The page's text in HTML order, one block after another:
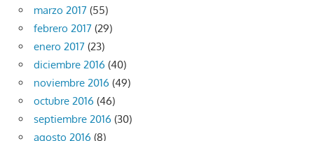
marzo 2017 (55)
febrero 2017 (29)
enero 2017 (23)
diciembre 2016 (40)
noviembre 2016 (49)
octubre 2016 (46)
septiembre 2016 (30)
agosto 2016 (8)